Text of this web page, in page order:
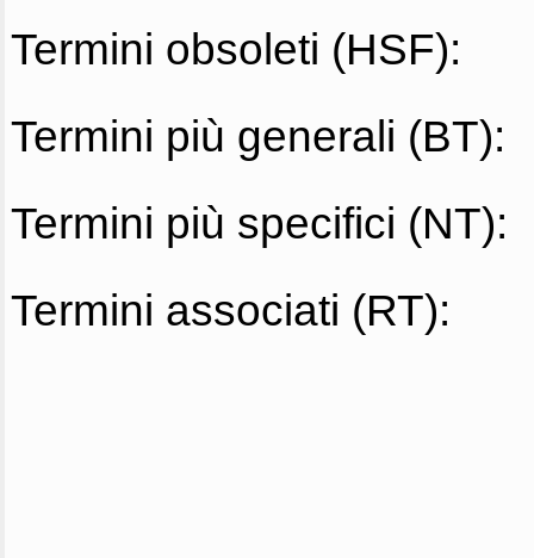
Termini obsoleti (HSF):
Termini più generali (BT):
Termini più specifici (NT):
Termini associati (RT):